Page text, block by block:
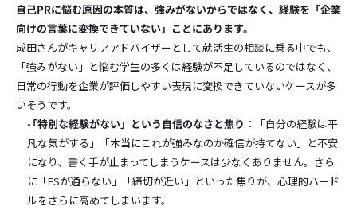
自己PRに悩む原因の本質は、強みがないからではなく、経験を「企業
向けの言葉に変換できていない」ことにあります。
成田さんがキャリアアドバイザーとして就活生の相談に乗る中でも、
「強みがない」と悩む学生の多くは経験が不足しているのではなく、
日常の行動を企業が評価しやすい表現に変換できていないケースが多
いそうです。
「特別な経験がない」という自信のなさと焦り ：「自分の経験は平
凡な気がする」「本当にこれが強みなのか確信が持てない」と不安
になり、書く手が止まってしまうケースは少なくありません。さら
に「ESが通らない」「締切が近い」といった焦りが、心理的ハード
ルをさらに高めてしまいます。